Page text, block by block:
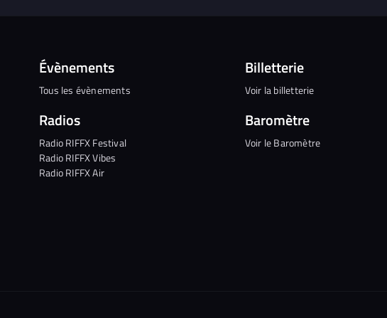
Évènements
Tous les évènements
Radios
Radio RIFFX Festival
Radio RIFFX Vibes
Radio RIFFX Air
Billetterie
Voir la billetterie
Baromètre
Voir le Baromètre